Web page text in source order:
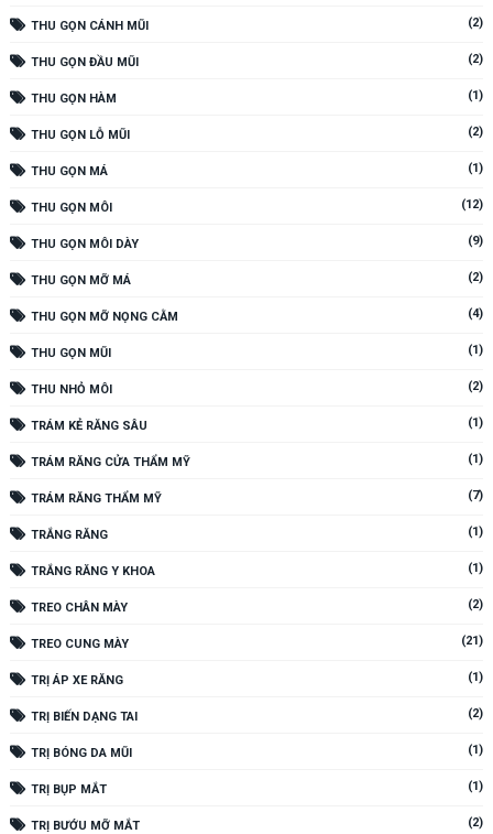
THU GỌN CÁNH MŨI (2)
THU GỌN ĐẦU MŨI (2)
THU GỌN HÀM (1)
THU GỌN LỖ MŨI (2)
THU GỌN MÁ (1)
THU GỌN MÔI (12)
THU GỌN MÔI DÀY (9)
THU GỌN MỠ MÁ (2)
THU GỌN MỠ NỌNG CẰM (4)
THU GỌN MŨI (1)
THU NHỎ MÔI (2)
TRÁM KẺ RĂNG SÂU (1)
TRÁM RĂNG CỬA THẨM MỸ (1)
TRÁM RĂNG THẨM MỸ (7)
TRẮNG RĂNG (1)
TRẮNG RĂNG Y KHOA (1)
TREO CHÂN MÀY (2)
TREO CUNG MÀY (21)
TRỊ ÁP XE RĂNG (1)
TRỊ BIẾN DẠNG TAI (2)
TRỊ BÓNG DA MŨI (1)
TRỊ BỤP MẮT (1)
TRỊ BƯỚU MỠ MẮT (2)